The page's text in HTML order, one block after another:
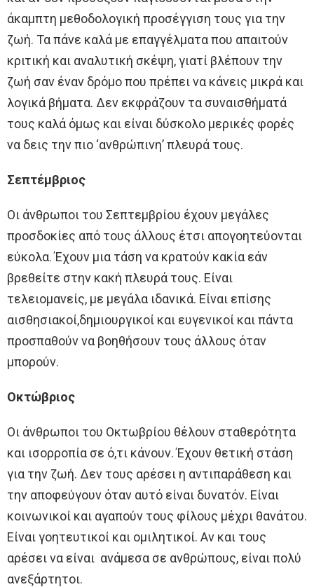
άκαμπτη μεθοδολογική προσέγγιση τους για την
ζωή. Τα πάνε καλά με επαγγέλματα που απαιτούν
κριτική και αναλυτική σκέψη, γιατί βλέπουν την
ζωή σαν έναν δρόμο που πρέπει να κάνεις μικρά και
λογικά βήματα. Δεν εκφράζουν τα συναισθήματά
τους καλά όμως και είναι δύσκολο μερικές φορές
να δεις την πιο ‘ανθρώπινη’ πλευρά τους.
Σεπτέμβριος
Οι άνθρωποι του Σεπτεμβρίου έχουν μεγάλες
προσδοκίες από τους άλλους έτσι απογοητεύονται
εύκολα. Έχουν μια τάση να κρατούν κακία εάν
βρεθείτε στην κακή πλευρά τους. Είναι
τελειομανείς, με μεγάλα ιδανικά. Είναι επίσης
αισθησιακοί,δημιουργικοί και ευγενικοί και πάντα
προσπαθούν να βοηθήσουν τους άλλους όταν
μπορούν.
Οκτώβριος
Οι άνθρωποι του Οκτωβρίου θέλουν σταθερότητα
και ισορροπία σε ό,τι κάνουν. Έχουν θετική στάση
για την ζωή. Δεν τους αρέσει η αντιπαράθεση και
την αποφεύγουν όταν αυτό είναι δυνατόν. Είναι
κοινωνικοί και αγαπούν τους φίλους μέχρι θανάτου.
Είναι γοητευτικοί και ομιλητικοί. Αν και τους
αρέσει να είναι ανάμεσα σε ανθρώπους, είναι πολύ
ανεξάρτητοι.